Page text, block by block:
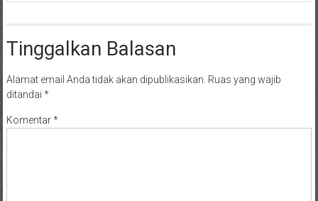
Tinggalkan Balasan
Alamat email Anda tidak akan dipublikasikan. Ruas yang wajib
ditandai *
Komentar*